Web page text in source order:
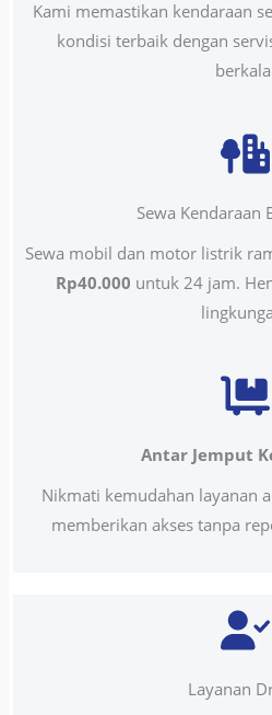
Kami memastikan kendaraan
kondisi terbaik dengan
Sewa Kendaraan
Sewa mobil dan motor listrik
Rp40.000 untuk 24 jam.
Antar Jemput
Nikmati kemudahan layanan
memberikan akses tanpa
Layanan